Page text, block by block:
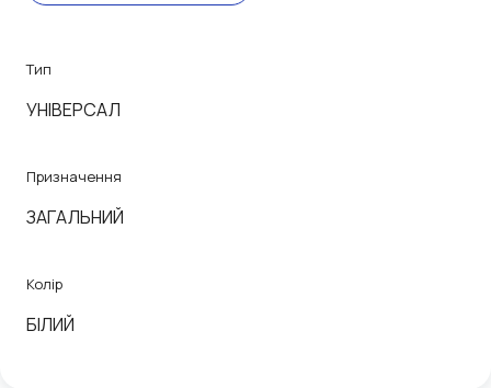
Тип
УНІВЕРСАЛ
Призначення
ЗАГАЛЬНИЙ
Колір
БІЛИЙ